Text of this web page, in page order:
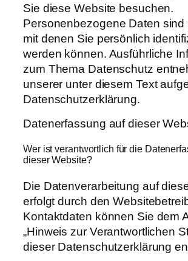
Sie diese Website besuchen.
Personenbezogene Daten sind
mit denen Sie persönlich
werden können. Ausführliche
zum Thema Datenschutz
unserer unter diesem Text
Datenschutzerklärung.
Datenerfassung auf dieser
Wer ist verantwortlich für die
dieser Website?
Die Datenverarbeitung auf
erfolgt durch den
Kontaktdaten können Sie dem
„Hinweis zur Verantwortlichen
dieser Datenschutzerklärung